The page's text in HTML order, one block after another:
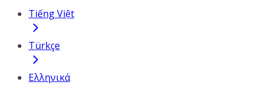
Tiếng Việt
Türkçe
Ελληνικά